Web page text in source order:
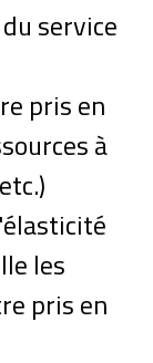
service
pris en
à
les
pris en